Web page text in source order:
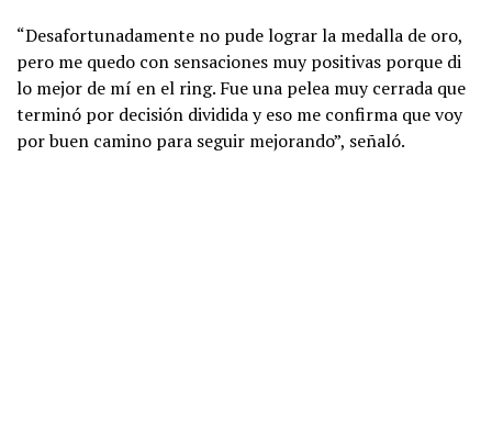
“Desafortunadamente no pude lograr la medalla de oro,
pero me quedo con sensaciones muy positivas porque di
lo mejor de mí en el ring. Fue una pelea muy cerrada que
terminó por decisión dividida y eso me confirma que voy
por buen camino para seguir mejorando”, señaló.